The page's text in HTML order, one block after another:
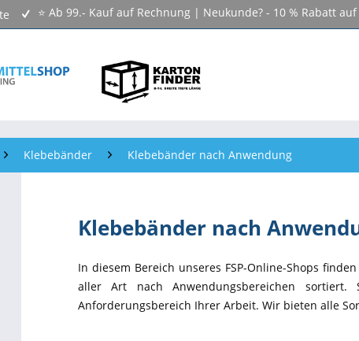
⭐ Ab 99.- Kauf auf Rechnung | Neukunde? - 10 % Rabatt auf
Klebebänder Klebebänder nach Anwendung
Klebebänder nach
In diesem Bereich unseres FSP-Online-Shops
aller Art nach Anwendungsbereichen
Anforderungsbereich Ihrer Arbeit. Wir bieten alle